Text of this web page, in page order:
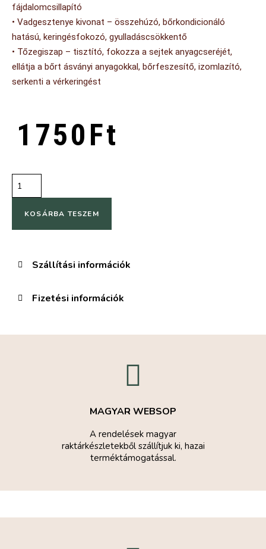
fájdalomcsillapító
• Vadgesztenye kivonat – összehúzó, bőrkondicionáló
hatású, keringésfokozó, gyulladáscsökkentő
• Tőzegiszap – tisztító, fokozza a sejtek anyagcseréjét,
ellátja a bőrt ásványi anyagokkal, bőrfeszesítő, izomlazító,
serkenti a vérkeringést
1750Ft
KOSÁRBA TESZEM
Szállítási információk
Fizetési információk
MAGYAR WEBSOP
A rendelések magyar
raktárkészletekből szállítjuk ki, hazai
terméktámogatással.